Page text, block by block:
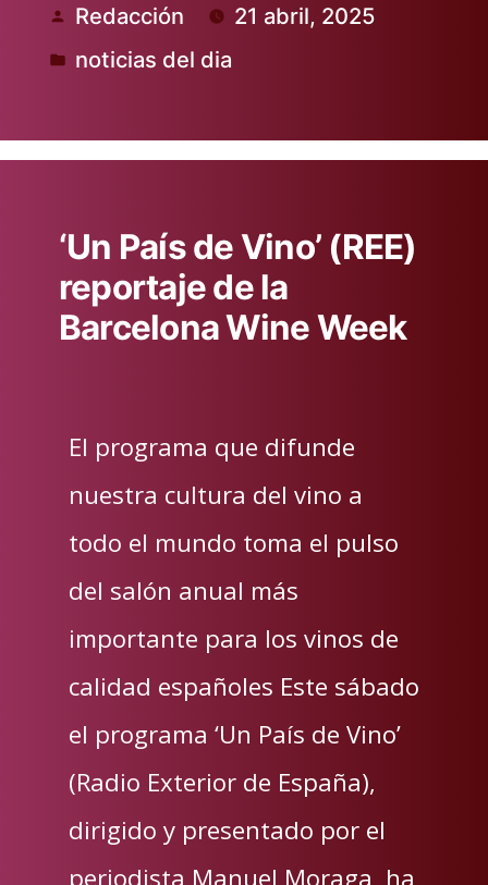
Publicado
por
Redacción 21 abril, 2025
Publicado
noticias del dia
‘Un País de Vino’ (REE)
reportaje de la
Barcelona Wine Week
El programa que difunde
nuestra cultura del vino a
todo el mundo toma el pulso
del salón anual más
importante para los vinos de
calidad españoles Este sábado
el programa ‘Un País de Vino’
(Radio Exterior de España),
dirigido y presentado por el
periodista Manuel Moraga, ha